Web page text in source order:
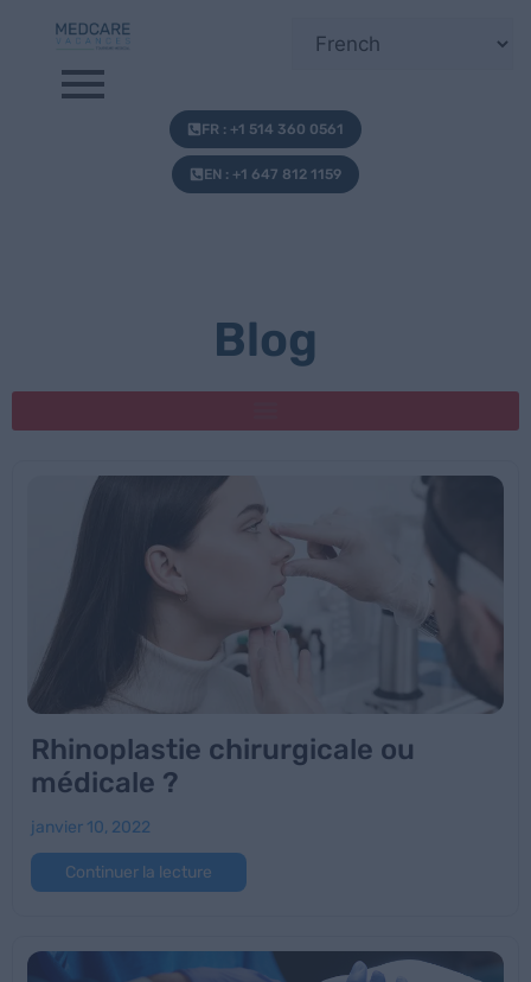
FR : +1 514 360 0561
EN : +1 647 812 1159
Blog
Rhinoplastie chirurgicale ou
médicale ?
janvier 10, 2022
Continuer la lecture